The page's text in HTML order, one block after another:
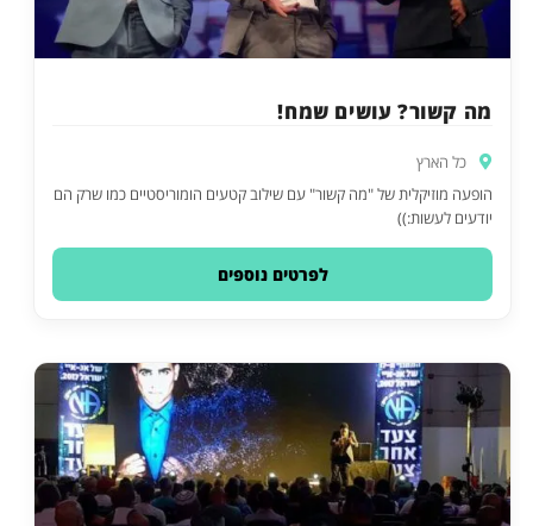
מה קשור? עושים שמח!
כל הארץ
הופעה מוזיקלית של "מה קשור" עם שילוב קטעים הומוריסטיים כמו שרק הם
יודעים לעשות:))
לפרטים נוספים